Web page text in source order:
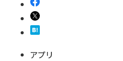
アプリ